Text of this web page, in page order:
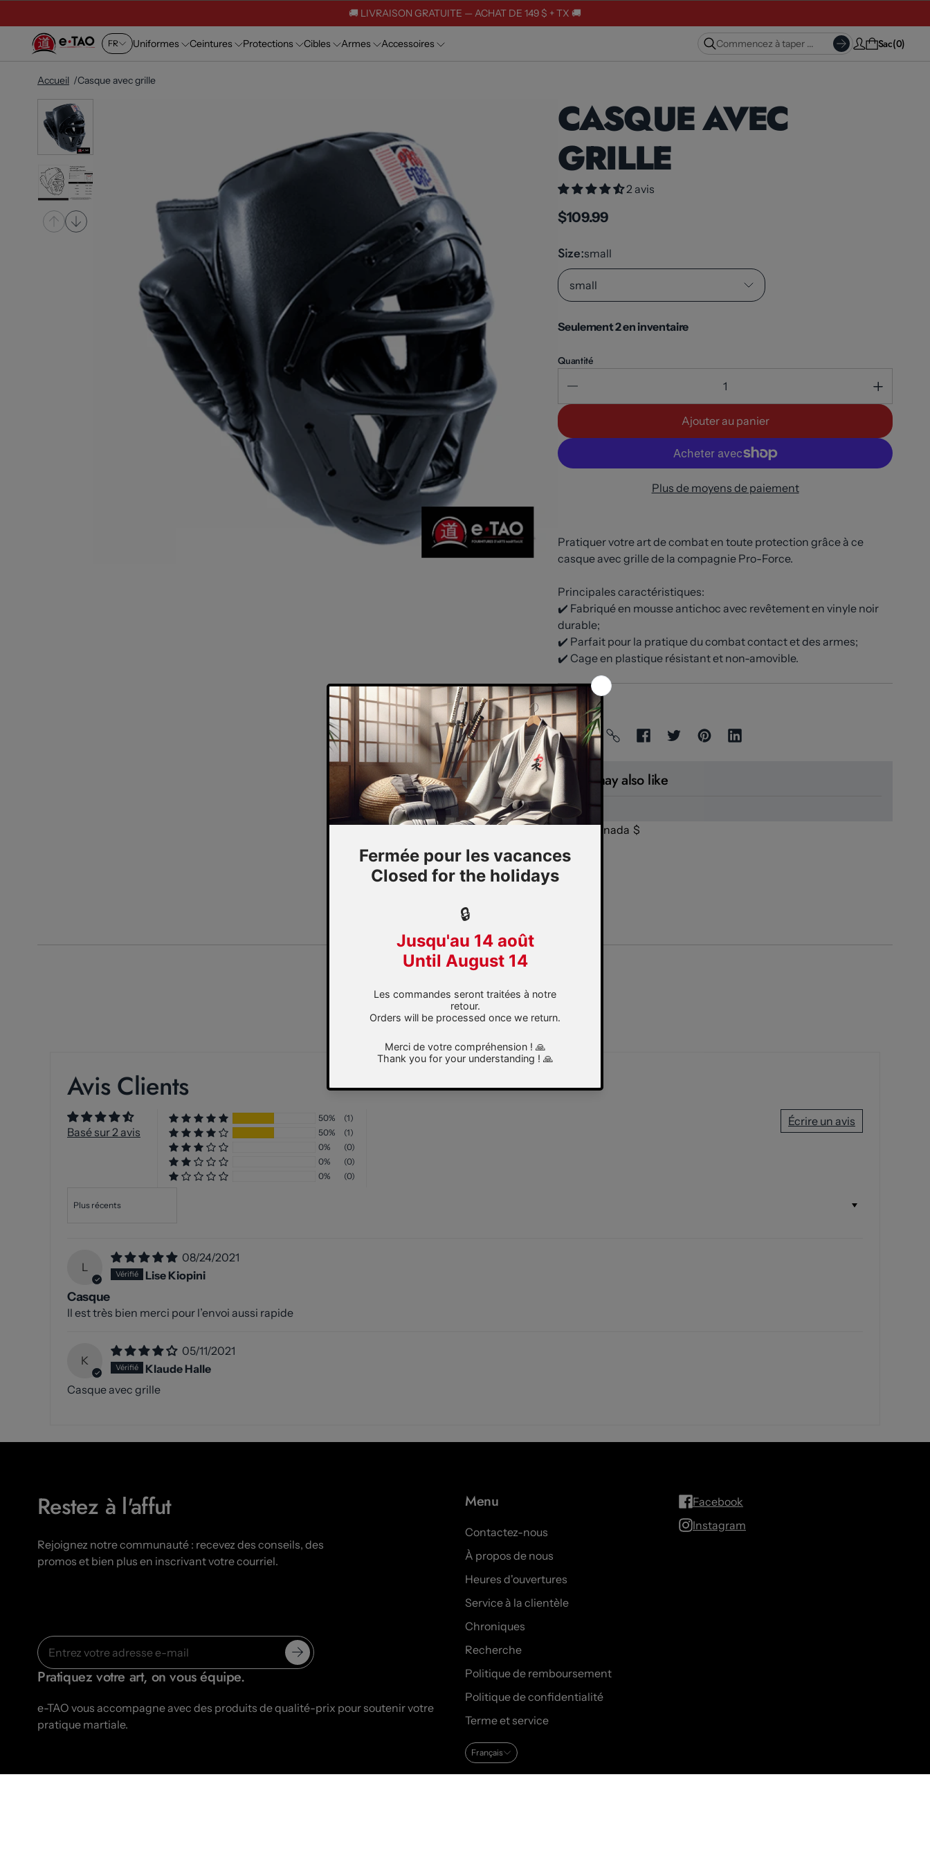
🚚 LIVRAISON GRATUITE — ACHAT DE 149 $ + TX 🚚
FR Uniformes Ceintures Protections Cibles Armes Accessoires Sac 0
Accueil Casque avec grille
CASQUE AVEC
GRILLE
2 avis
$109.99
Size small
small
Seulement 2 en inventaire
Quantité
Ajouter au panier
Plus de moyens de paiement
Pratiquer votre art de combat en toute protection grâce à ce
casque avec grille de la compagnie Pro-Force.
Principales caractéristiques:
✔️ Fabriqué en mousse antichoc avec revêtement en vinyle noir
durable;
✔️ Parfait pour la pratique du combat contact et des armes;
✔️ Cage en plastique résistant et non-amovible.
Partager
You may also like
Geolocation Button: Canada, $
Canada $
Avis Clients
Basé sur 2 avis
Écrire un avis
50%
(1)
50%
(1)
0%
(0)
0%
(0)
0%
(0)
L
08/24/2021
Lise Kiopini
Casque
Il est très bien merci pour l’envoi aussi rapide
K
05/11/2021
Klaude Halle
Casque avec grille
Restez à l'affut
Rejoignez notre communauté : recevez des conseils, des
promos et bien plus en inscrivant votre courriel.
Pratiquez votre art, on vous équipe.
e-TAO vous accompagne avec des produits de qualité-prix pour soutenir votre
pratique martiale.
Menu
Contactez-nous
À propos de nous
Heures d'ouvertures
Service à la clientèle
Chroniques
Recherche
Politique de remboursement
Politique de confidentialité
Terme et service
Français
Facebook
Instagram